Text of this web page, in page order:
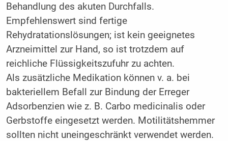
Behandlung des akuten Durchfalls.
Empfehlenswert sind fertige
Rehydratationslösungen; ist kein geeignetes
Arzneimittel zur Hand, so ist trotzdem auf
reichliche Flüssigkeitszufuhr zu achten.
Als zusätzliche Medikation können v. a. bei
bakteriellem Befall zur Bindung der Erreger
Adsorbenzien wie z. B. Carbo medicinalis oder
Gerbstoffe eingesetzt werden. Motilitätshemmer
sollten nicht uneingeschränkt verwendet werden.